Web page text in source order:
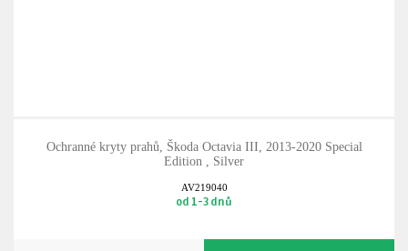
Ochranné kryty prahů, Škoda Octavia III, 2013-2020 Special
Edition , Silver
AV219040
od 1-3 dnů